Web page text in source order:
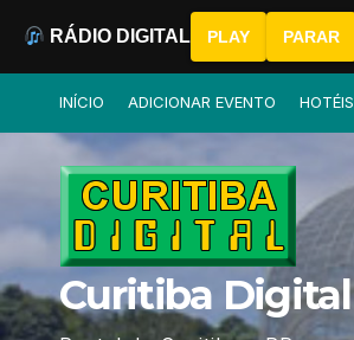
INÍCIO ADICIONAR EVENTO HOTÉIS
Curitiba Digital
RÁDIO DIGITAL PLAY PARAR